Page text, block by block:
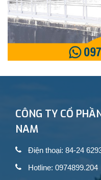
CÔNG TY CỔ
NAM
Điện thoại: 84-24
Hotline: 0974899.204